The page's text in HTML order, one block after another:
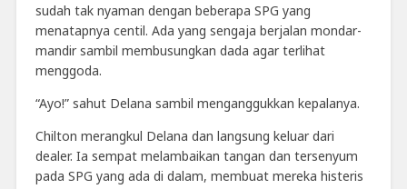
sudah tak nyaman dengan beberapa SPG yang
menatapnya centil. Ada yang sengaja berjalan mondar-
mandir sambil membusungkan dada agar terlihat
menggoda.
“Ayo!” sahut Delana sambil menganggukkan kepalanya.
Chilton merangkul Delana dan langsung keluar dari
dealer. Ia sempat melambaikan tangan dan tersenyum
pada SPG yang ada di dalam, membuat mereka histeris